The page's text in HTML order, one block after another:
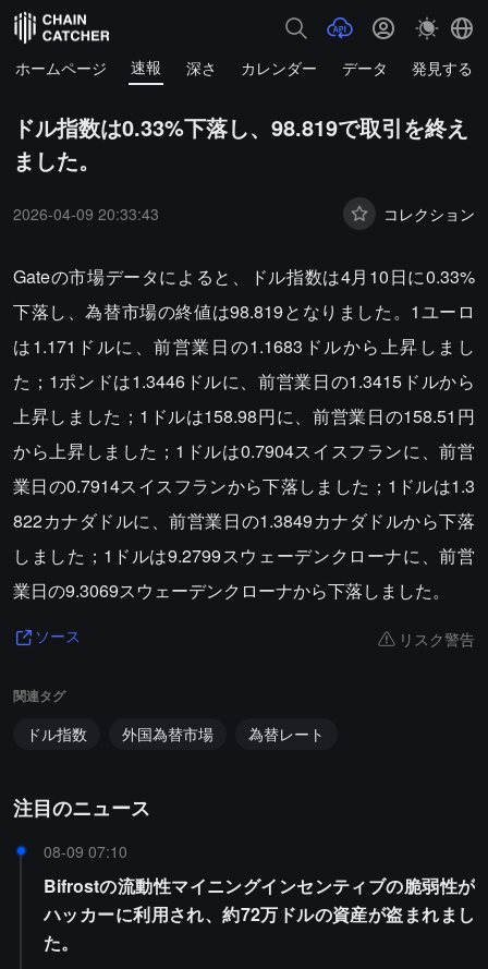
ホームページ 速報 深さ カレンダー データ 発見する
ドル指数は0.33%下落し、98.819で取引を終え
ました。
2026-04-09 20:33:43 コレクション
Gateの市場データによると、ドル指数は4月10日に0.33%
下落し、為替市場の終値は98.819となりました。1ユーロ
は1.171ドルに、前営業日の1.1683ドルから上昇しまし
た；1ポンドは1.3446ドルに、前営業日の1.3415ドルから
上昇しました；1ドルは158.98円に、前営業日の158.51円
から上昇しました；1ドルは0.7904スイスフランに、前営
業日の0.7914スイスフランから下落しました；1ドルは1.3
822カナダドルに、前営業日の1.3849カナダドルから下落
しました；1ドルは9.2799スウェーデンクローナに、前営
業日の9.3069スウェーデンクローナから下落しました。
ソース リスク警告
関連タグ
ドル指数 外国為替市場 為替レート
注目のニュース
08-09 07:10
Bifrostの流動性マイニングインセンティブの脆弱性が
ハッカーに利用され、約72万ドルの資産が盗まれまし
た。